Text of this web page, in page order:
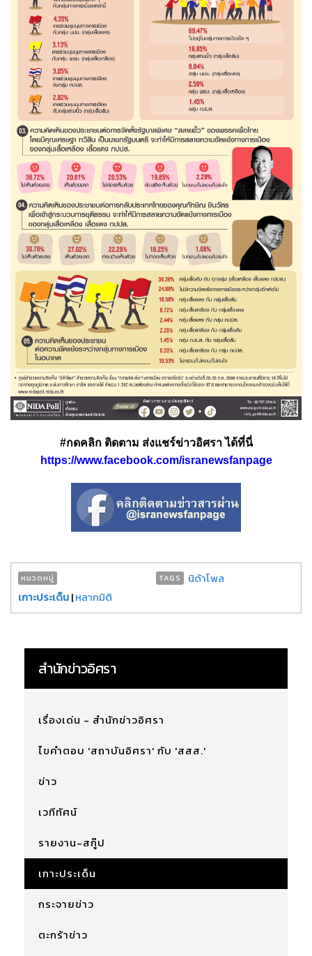
#กดคลิก ติดตาม ส่งแชร์ข่าวอิศรา ได้ที่นี่
https://www.facebook.com/isranewsfanpage
หมวดหมู่
เกาะประเด็น|หลากมิติ
TAGS นิด้าโพล
สำนักข่าวอิศรา
เรื่องเด่น - สำนักข่าวอิศรา
ไขคำตอบ 'สถาบันอิศรา' กับ 'สสส.'
ข่าว
เวทีทัศน์
รายงาน-สกู๊ป
เกาะประเด็น
กระจายข่าว
ตะกร้าข่าว